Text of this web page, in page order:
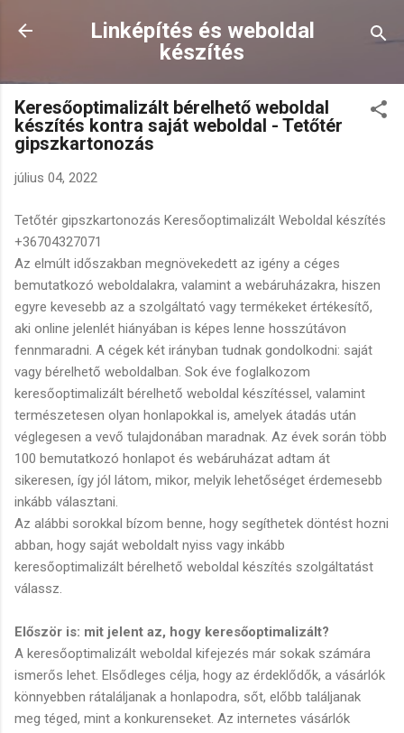
Ugrás a fő tartalomra
Linképítés és weboldal
készítés
Keresőoptimalizált bérelhető weboldal
készítés kontra saját weboldal - Tetőtér
gipszkartonozás
július 04, 2022
Tetőtér gipszkartonozás Keresőoptimalizált Weboldal készítés
+36704327071
Az elmúlt időszakban megnövekedett az igény a céges
bemutatkozó weboldalakra, valamint a webáruházakra, hiszen
egyre kevesebb az a szolgáltató vagy termékeket értékesítő,
aki online jelenlét hiányában is képes lenne hosszútávon
fennmaradni. A cégek két irányban tudnak gondolkodni: saját
vagy bérelhető weboldalban. Sok éve foglalkozom
keresőoptimalizált bérelhető weboldal készítéssel, valamint
természetesen olyan honlapokkal is, amelyek átadás után
véglegesen a vevő tulajdonában maradnak. Az évek során több
100 bemutatkozó honlapot és webáruházat adtam át
sikeresen, így jól látom, mikor, melyik lehetőséget érdemesebb
inkább választani.
Az alábbi sorokkal bízom benne, hogy segíthetek döntést hozni
abban, hogy saját weboldalt nyiss vagy inkább
keresőoptimalizált bérelhető weboldal készítés szolgáltatást
válassz.
Először is: mit jelent az, hogy keresőoptimalizált?
A keresőoptimalizált weboldal kifejezés már sokak számára
ismerős lehet. Elsődleges célja, hogy az érdeklődők, a vásárlók
könnyebben rátaláljanak a honlapodra, sőt, előbb találjanak
meg téged, mint a konkurenseket. Az internetes vásárlók